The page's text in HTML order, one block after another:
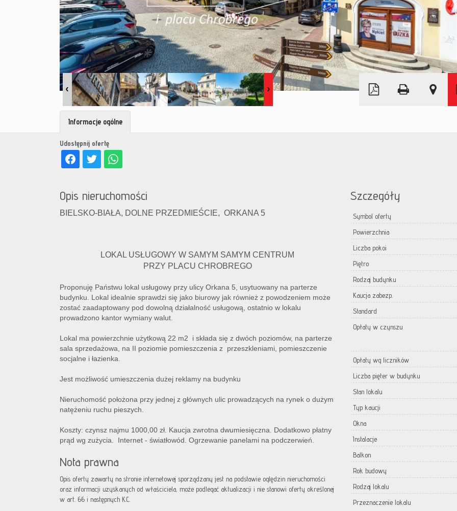
Leaflet|© MapTiler ©OpenStreetMap
Udostępnij ofertę
Informacje ogólne
Opis nieruchomości
BIELSKO-BIAŁA, DOLNE PRZEDMIEŚCIE, ORKANA 5
LOKAL USŁUGOWY W SAMYM SAMYM CENTRUM
PRZY PLACU CHROBREGO
Proponuję Państwu lokal usługowy przy ulicy Orkana 5, usytuowany na parterze
budynku. Lokal idealnie sprawdzi się jako biurowy jak również z powodzeniem może
zostać zaadaptowany pod dowolną działalność usługową, ostatnio w lokalu
prowadzono kantor wymiany walut.
Lokal ma powierzchnie użytkową 22 m2 i składa się z dwóch poziomów, na parterze
sala sprzedażowa, na II poziomie pomieszczenia z przeszkleniami, pomieszczenie
socjalne i łazienka.
Jest możliwość umieszczenia dużej reklamy na budynku
Nieruchomość położona przy jednej z głównych ulic prowadzących na rynek o dużym
natężeniu ruchu pieszych.
Koszty: czynsz najmu 1000,00 zł. Kaucja zwrotna dwumiesięczna. Dodatkowo płatny
prąd wg zużycia. Internet - światłowód. Ogrzewanie panelami na podczerwień.
Nota prawna
Opis oferty zawarty na stronie internetowej sporządzany jest na podstawie oględzin nieruchomości
oraz informacji uzyskanych od właściciela, może podlegać aktualizacji i nie stanowi oferty określonej
w art. 66 i następnych K.C.
Szczegóły
Symbol oferty
Powierzchnia
Liczba pokoi
Piętro
Rodzaj budynku
Kaucja zabezp.
Standard
Opłaty w czynszu
Opłaty wg liczników
Liczba pięter w budynku
Stan lokalu
Typ kaucji
Okna
Instalacje
Balkon
Rok budowy
Rodzaj lokalu
Przeznaczenie lokalu